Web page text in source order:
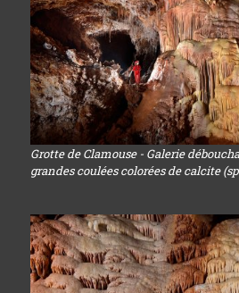
Grotte de Clamouse - Galerie
grandes coulées colorées de calcite